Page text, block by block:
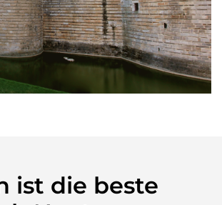
ist die beste